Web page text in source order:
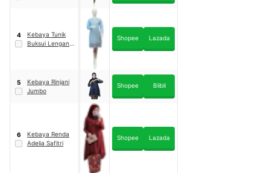
4
Kebaya Tunik
Buksui Lengan
Shopee Lazada
5
Kebaya Rinjani
Jumbo
Shopee Blibli
6
Kebaya Renda
Adelia Safitri
Shopee Lazada